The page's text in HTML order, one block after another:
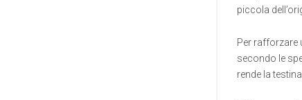
piccola
Per rafforzare
secondo le
rende la